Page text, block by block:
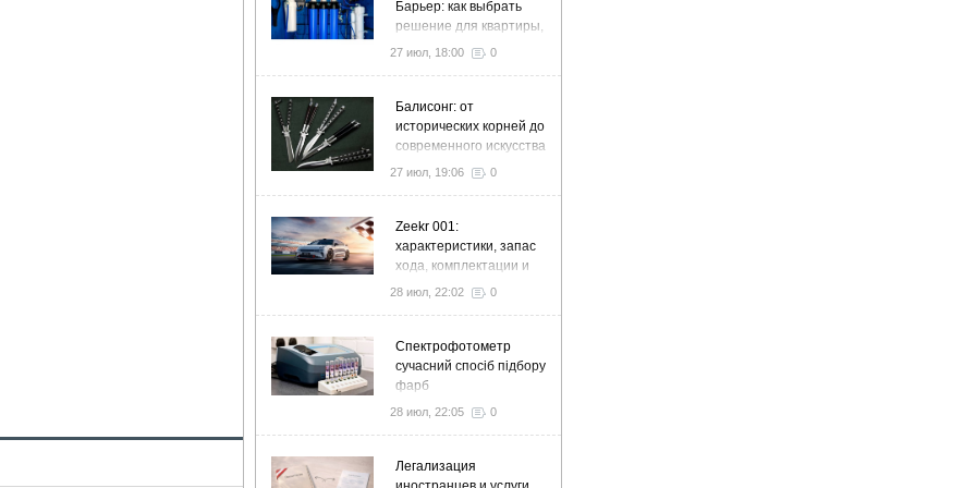
Барьер: как выбрать
решение для квартиры,
дома и коттеджа
27 июл, 18:00 0
Балисонг: от
исторических корней до
современного искусства
флиппинга
27 июл, 19:06 0
Zeekr 001:
характеристики, запас
хода, комплектации и
особенности
28 июл, 22:02 0
Спектрофотометр
сучасний спосіб підбору
фарб
28 июл, 22:05 0
Легализация